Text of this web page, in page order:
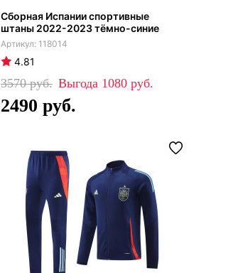
Сборная Испании спортивные
штаны 2022-2023 тёмно-синие
118014
4.81
3570 1080
2490